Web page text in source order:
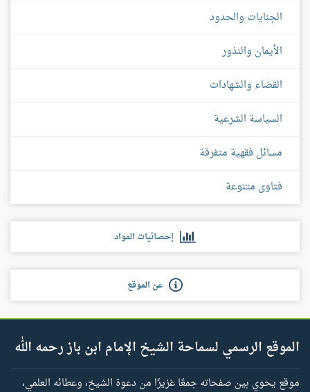
الجنايات والحدود
الأيمان والنذور
القضاء والشهادات
السياسة الشرعية
مسائل فقهية متفرقة
فتاوى متنوعة
إحصائيات المواد
عن الموقع
الموقع الرسمي لسماحة الشيخ الإمام ابن باز رحمه الله
موقع يحوي بين صفحاته جمعًا غزيرًا من دعوة الشيخ، وعطائه العلمي،